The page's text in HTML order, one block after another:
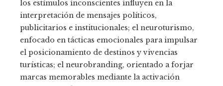
los estímulos inconscientes influyen en la
interpretación de mensajes políticos,
publicitarios e institucionales; el neuroturismo,
enfocado en tácticas emocionales para impulsar
el posicionamiento de destinos y vivencias
turísticas; el neurobranding, orientado a forjar
marcas memorables mediante la activación